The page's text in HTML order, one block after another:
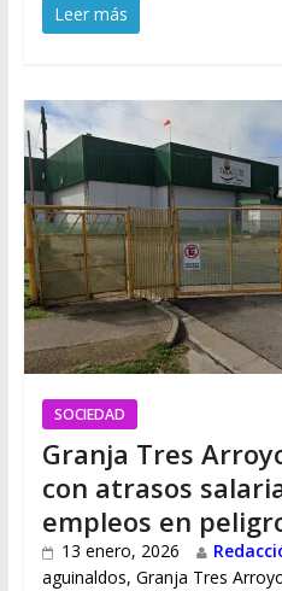
Leer más
SOCIEDAD
Granja Tres
con atrasos
empleos en
13 enero, 2026
aguinaldos, Granja Tres